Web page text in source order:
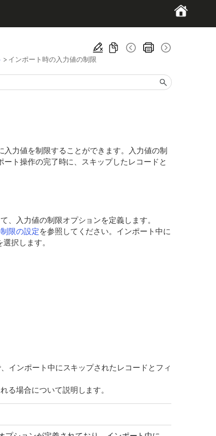
> インポート時の入力値の制限
力値を制限することができます。入力値の制
ト操作の完了時に、スキップしたレコードと
、入力値の制限オプションを定義します。
限の設定を参照してください。インポート中に
択します。
インポート中にスキップされたレコードとフィ
る場合について説明します。